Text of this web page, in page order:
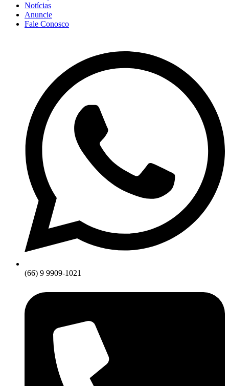
Notícias
Anuncie
Fale Conosco
(66) 9 9909-1021